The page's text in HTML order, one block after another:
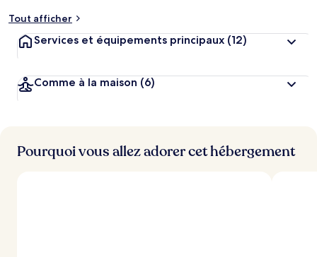
Tout afficher
Services et équipements principaux (12)
Comme à la maison (6)
Pourquoi vous allez adorer cet hébergement